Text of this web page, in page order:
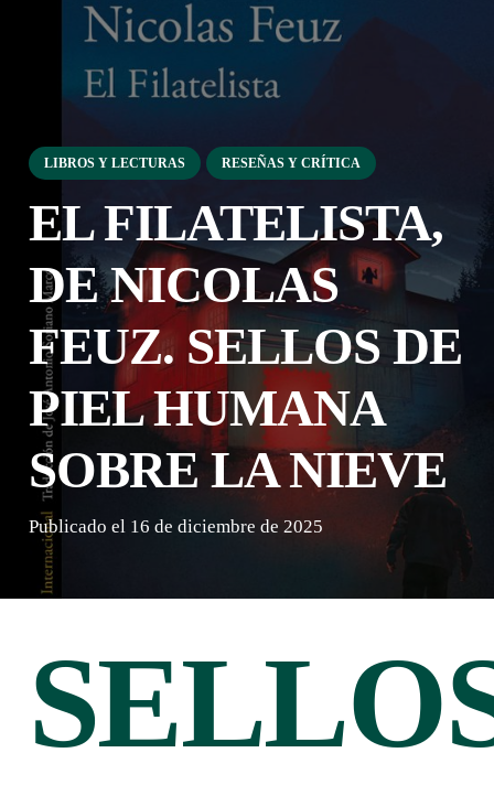
LIBROS Y LECTURAS RESEÑAS Y CRÍTICA
EL FILATELISTA,
DE NICOLAS
FEUZ. SELLOS DE
PIEL HUMANA
SOBRE LA NIEVE
Publicado el 16 de diciembre de 2025